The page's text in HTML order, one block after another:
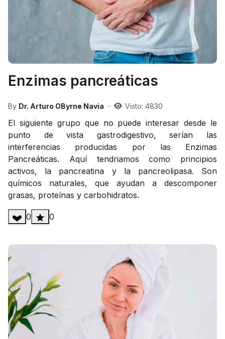
Enzimas pancreáticas
By Dr. Arturo OByrne Navia Visto: 4830
El siguiente grupo que no puede interesar desde le
punto de vista gastrodigestivo, serían las
interferencias producidas por las Enzimas
Pancreáticas. Aquí tendriamos como principios
activos, la pancreatina y la pancreolipasa. Son
químicos naturales, que ayudan a descomponer
grasas, proteínas y carbohidratos.
0 0